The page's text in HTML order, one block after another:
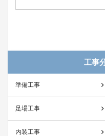
工事
準備工事
足場工事
内装工事